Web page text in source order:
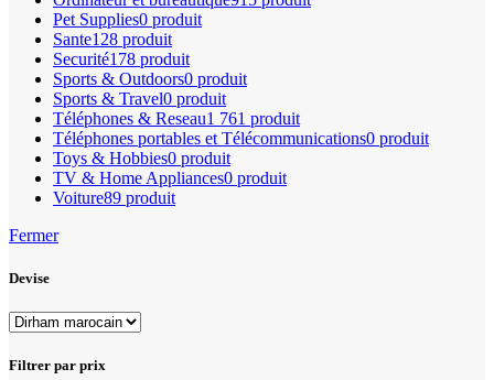
Pet Supplies0 produit
Sante128 produit
Securité178 produit
Sports & Outdoors0 produit
Sports & Travel0 produit
Téléphones & Reseau1 761 produit
Téléphones portables et Télécommunications0 produit
Toys & Hobbies0 produit
TV & Home Appliances0 produit
Voiture89 produit
Fermer
Devise
Filtrer par prix